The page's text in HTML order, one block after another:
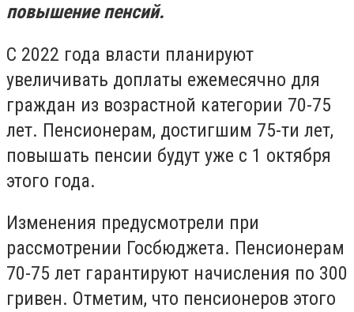
повышение пенсий.
С 2022 года власти планируют
увеличивать доплаты ежемесячно для
граждан из возрастной категории 70-75
лет. Пенсионерам, достигшим 75-ти лет,
повышать пенсии будут уже с 1 октября
этого года.
Изменения предусмотрели при
рассмотрении Госбюджета. Пенсионерам
70-75 лет гарантируют начисления по 300
гривен. Отметим, что пенсионеров этого